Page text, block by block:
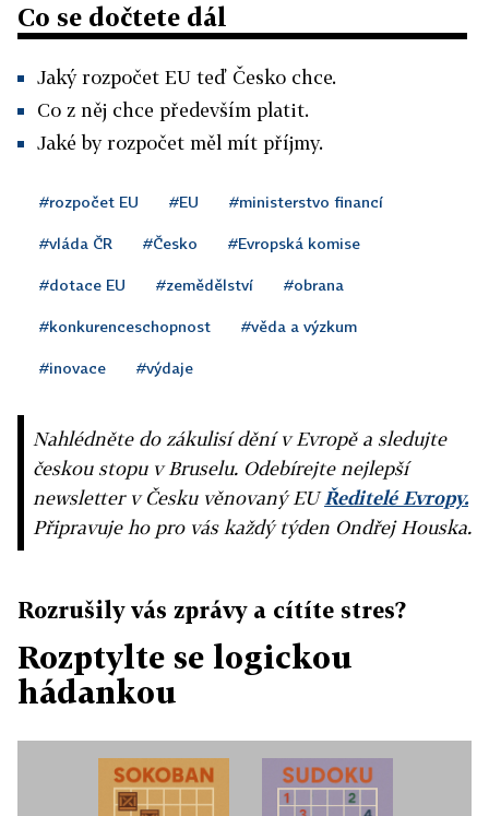
Co se dočtete dál
Jaký rozpočet EU teď Česko chce.
Co z něj chce především platit.
Jaké by rozpočet měl mít příjmy.
#rozpočet EU #EU #ministerstvo financí
#vláda ČR #Česko #Evropská komise
#dotace EU #zemědělství #obrana
#konkurenceschopnost #věda a výzkum
#inovace #výdaje
Nahlédněte do zákulisí dění v Evropě a sledujte
českou stopu v Bruselu. Odebírejte nejlepší
newsletter v Česku věnovaný EUŘeditelé Evropy.
Připravuje ho pro vás každý týden Ondřej Houska.
Rozrušily vás zprávy a cítíte stres?
Rozptylte se logickou
hádankou